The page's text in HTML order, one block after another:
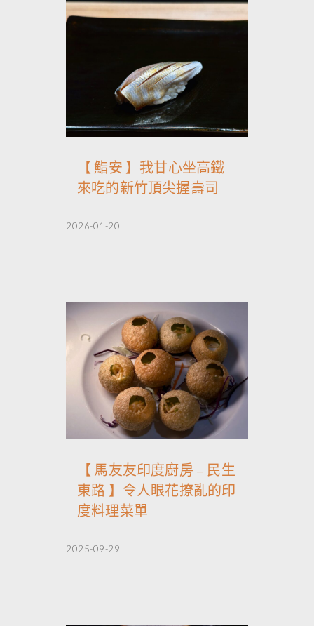
【 鮨安 】我甘心坐高鐵
來吃的新竹頂尖握壽司
2026-01-20
【 馬友友印度廚房 – 民生
東路 】令人眼花撩亂的印
度料理菜單
2025-09-29